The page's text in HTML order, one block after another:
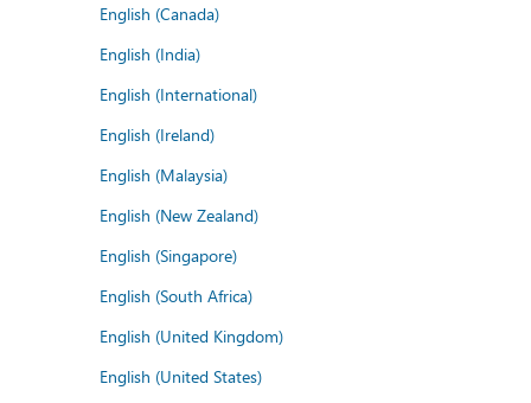
English (Canada)
English (India)
English (International)
English (Ireland)
English (Malaysia)
English (New Zealand)
English (Singapore)
English (South Africa)
English (United Kingdom)
English (United States)